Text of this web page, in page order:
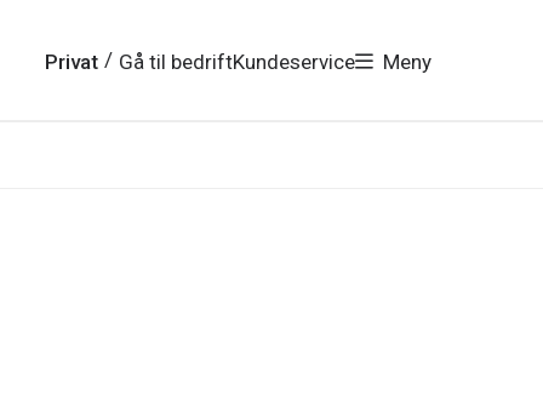
Privat / Gå til bedriftKundeservice Meny